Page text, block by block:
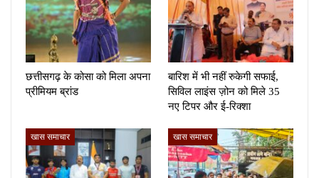
छत्तीसगढ़ के कोसा को मिला अपना
प्रीमियम ब्रांड
बारिश में भी नहीं रुकेगी सफाई,
सिविल लाइंस ज़ोन को मिले 35
नए टिपर और ई-रिक्शा
खास समाचार खास समाचार